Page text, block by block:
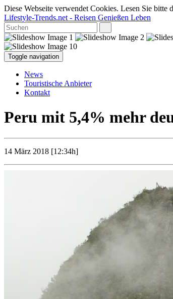
Diese Webseite verwendet Cookies. Lesen Sie bitte
Lifestyle-Trends.net - Reisen Genießen Leben
Toggle navigation
News
Touristische Anbieter
Kontakt
Peru mit 5,4% mehr
14 März 2018 [12:34h]